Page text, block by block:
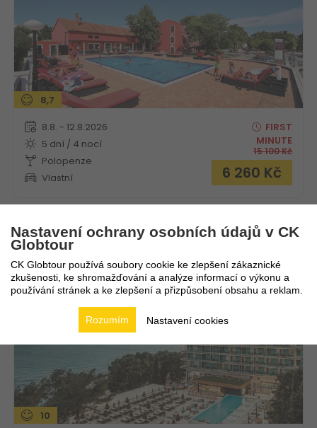
8,7
8.8. - 12.8.2026
5 dní / 4 nocí
Polopenze
Vlastní
FIRST
MINUTE
15 100Kč
6 260 Kč
[PLACES] Dalmacija by Valamar Hotel
Chorvatsko Střední Dalmácie
10
Nastavení ochrany osobních údajů v CK
Globtour
CK Globtour používá soubory cookie ke zlepšení zákaznické
zkušenosti, ke shromažďování a analýze informací o výkonu a
používání stránek a ke zlepšení a přizpůsobení obsahu a reklam.
Nastavení cookies
Rozumím